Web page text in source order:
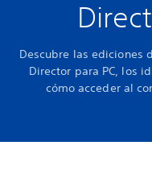
Descubre las ediciones
Director para PC, los
cómo acceder al